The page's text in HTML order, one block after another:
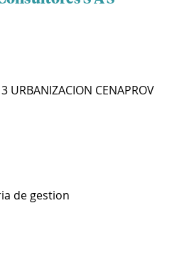
URBANIZACION CENAPROV
de gestion